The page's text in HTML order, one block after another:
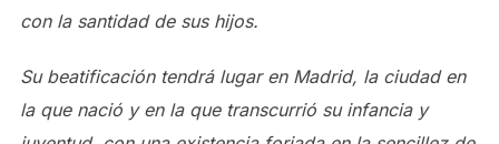
con la santidad de sus hijos.
Su beatificación tendrá lugar en Madrid, la ciudad en
la que nació y en la que transcurrió su infancia y